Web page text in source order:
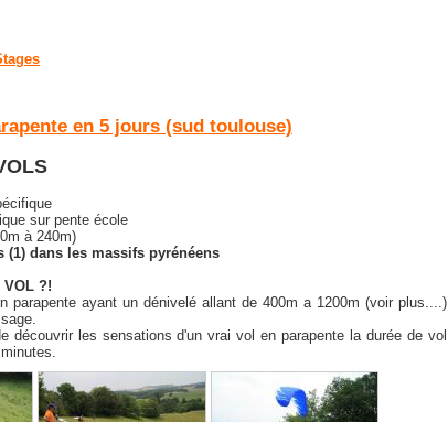
en 5 jours (sud toulouse)
sur pente école
à 240m)
(1) dans les massifs pyrénéens
VOL ?!
parapente ayant un dénivelé allant de 400m a 1200m (voir plus....)
découvrir les sensations d'un vrai vol en parapente la durée de vol